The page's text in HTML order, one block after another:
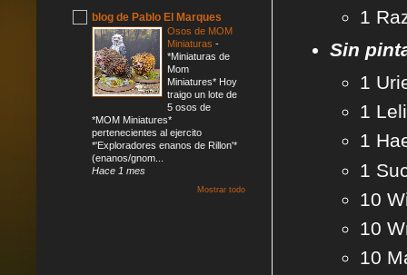
1
Sin
1
1
1
1
10
10
10
blog de Pablo El Marques
Osos de MOM
Miniaturas -
*Miniaturas de
Mom
Miniatures* Hoy
traigo un lote de
5 osos de
*MOM Miniatures*
pertenecientes al ejercito
*'Exploradores enanos de Rillon'*
(enanos/gnom...
Hace 1 mes
Mostrar todo